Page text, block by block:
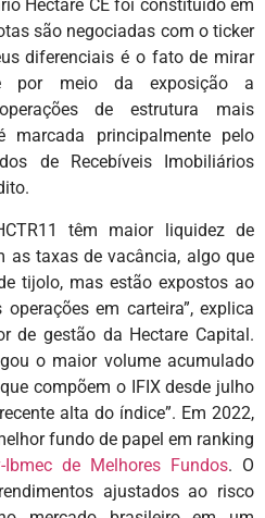
Hectare CE foi constituído em
são negociadas com o ticker
diferenciais é o fato de mirar
por meio da exposição a
de estrutura mais
marcada principalmente pelo
de Recebíveis Imobiliários
têm maior liquidez de
as taxas de vacância, algo que
tijolo, mas estão expostos ao
em carteira”, explica
de gestão da Hectare Capital.
o maior volume acumulado
compõem o IFIX desde julho
alta do índice”. Em 2022,
fundo de papel em ranking
Ibmec de Melhores Fundos. O
ajustados ao risco